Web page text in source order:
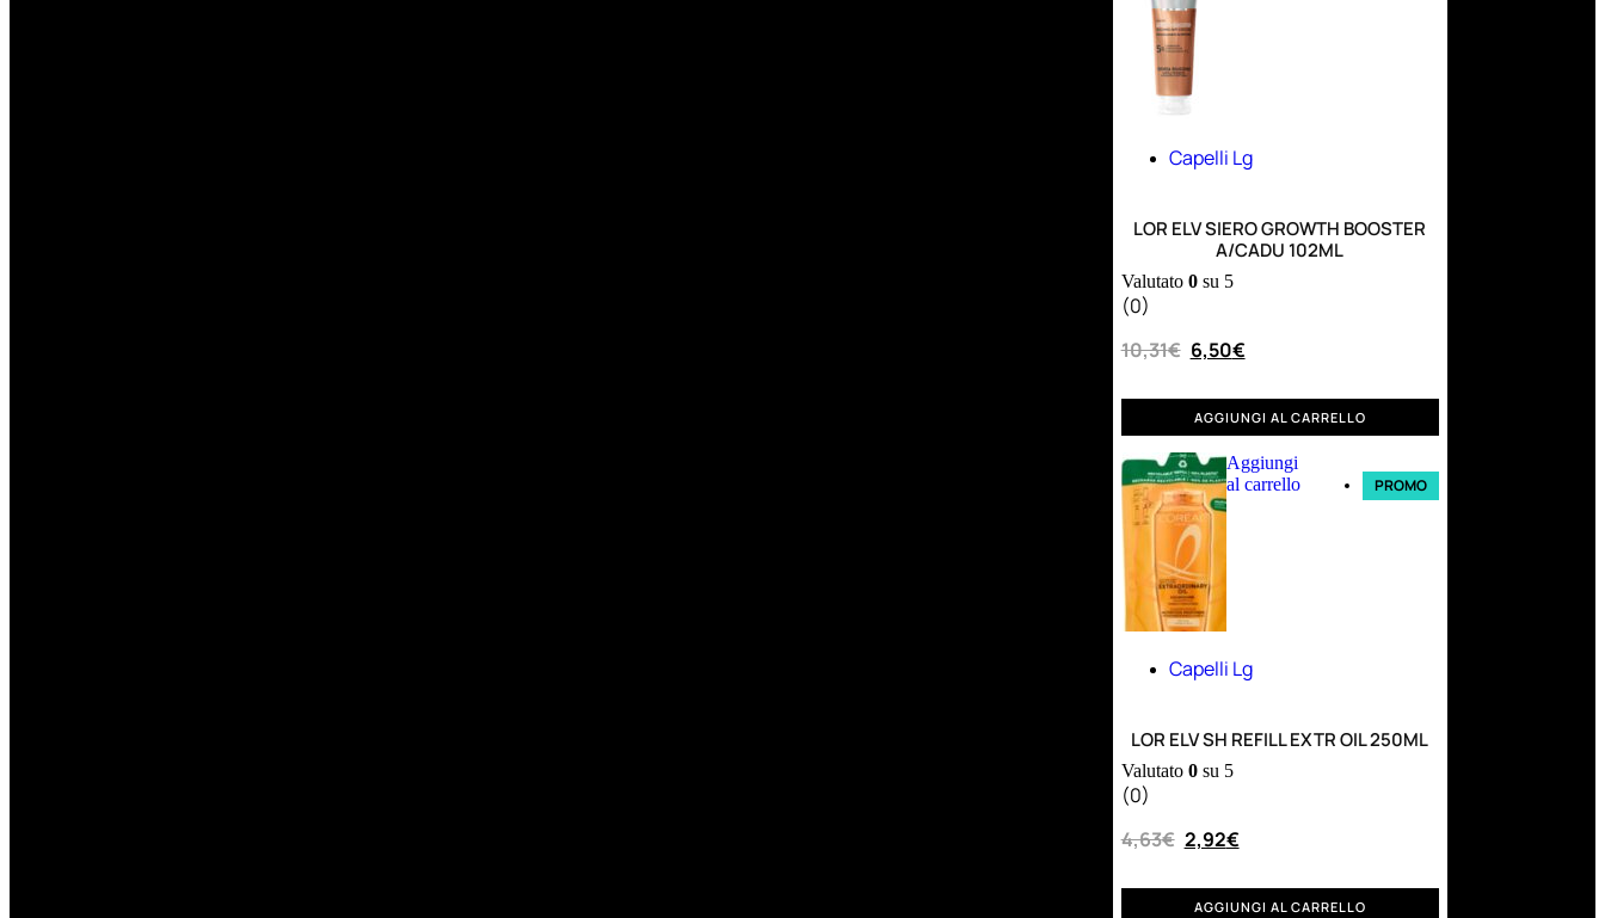
Capelli Lg
LOR ELV SIERO GROWTH BOOSTER
A/CADU 102ML
Valutato 0su 5
(0)
10,31€ 6,50€
AGGIUNGI AL CARRELLO
Aggiungi
al carrello
PROMO
Capelli Lg
LOR ELV SH REFILL EXTR OIL 250ML
Valutato 0su 5
(0)
4,63€ 2,92€
AGGIUNGI AL CARRELLO